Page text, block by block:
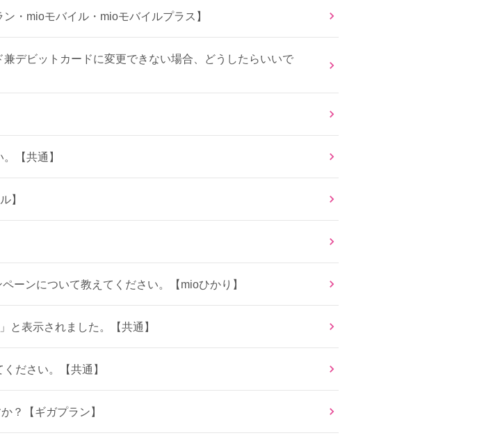
・mioモバイル・mioモバイルプラス】
デビットカードに変更できない場合、どうしたらいいで
【共通】
】
ーンについて教えてください。【mioひかり】
と表示されました。【共通】
ださい。【共通】
？【ギガプラン】